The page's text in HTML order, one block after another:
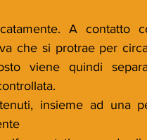
A
che si protrae per
viene quindi
insieme ad una